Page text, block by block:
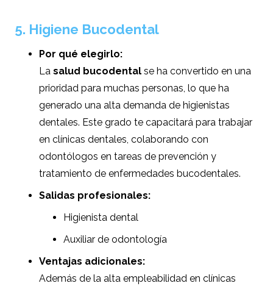
5. Higiene Bucodental
Por qué elegirlo:
La salud bucodental se ha convertido en una
prioridad para muchas personas, lo que ha
generado una alta demanda de higienistas
dentales. Este grado te capacitará para trabajar
en clínicas dentales, colaborando con
odontólogos en tareas de prevención y
tratamiento de enfermedades bucodentales.
Salidas profesionales:
Higienista dental
Auxiliar de odontología
Ventajas adicionales:
Además de la alta empleabilidad en clínicas